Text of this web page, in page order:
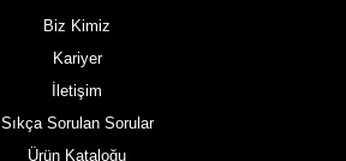
Biz Kimiz
Kariyer
İletişim
Sıkça Sorulan Sorular
Ürün Kataloğu